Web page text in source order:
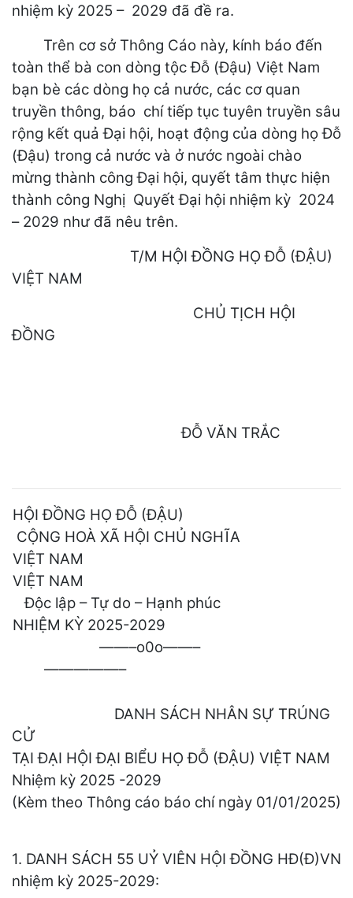
nhiệm kỳ 2025 – 2029 đã đề ra.
Trên cơ sở Thông Cáo này, kính báo đến
toàn thể bà con dòng tộc Đỗ (Đậu) Việt Nam
bạn bè các dòng họ cả nước, các cơ quan
truyền thông, báo chí tiếp tục tuyên truyền sâu
rộng kết quả Đại hội, hoạt động của dòng họ Đỗ
(Đậu) trong cả nước và ở nước ngoài chào
mừng thành công Đại hội, quyết tâm thực hiện
thành công Nghị Quyết Đại hội nhiệm kỳ 2024
– 2029 như đã nêu trên.
T/M HỘI ĐỒNG HỌ ĐỖ (ĐẬU)
VIỆT NAM
CHỦ TỊCH HỘI
ĐỒNG
ĐỖ VĂN TRẮC
HỘI ĐỒNG HỌ ĐỖ (ĐẬU)
CỘNG HOÀ XÃ HỘI CHỦ NGHĨA
VIỆT NAM
VIỆT NAM
Độc lập – Tự do – Hạnh phúc
NHIỆM KỲ 2025-2029
——–o0o——–
—————–
DANH SÁCH NHÂN SỰ TRÚNG
CỬ
TẠI ĐẠI HỘI ĐẠI BIỂU HỌ ĐỖ (ĐẬU) VIỆT NAM
Nhiệm kỳ 2025 -2029
(Kèm theo Thông cáo báo chí ngày 01/01/2025)
1. DANH SÁCH 55 UỶ VIÊN HỘI ĐỒNG HĐ(Đ)VN
nhiệm kỳ 2025-2029: